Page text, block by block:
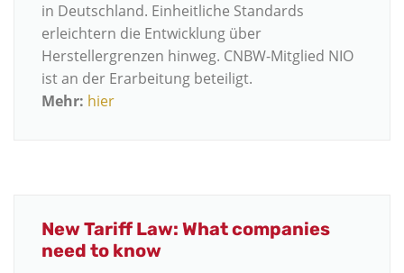
in Deutschland. Einheitliche Standards
erleichtern die Entwicklung über
Herstellergrenzen hinweg. CNBW-Mitglied NIO
ist an der Erarbeitung beteiligt.
Mehr: hier
New Tariff Law: What companies
need to know